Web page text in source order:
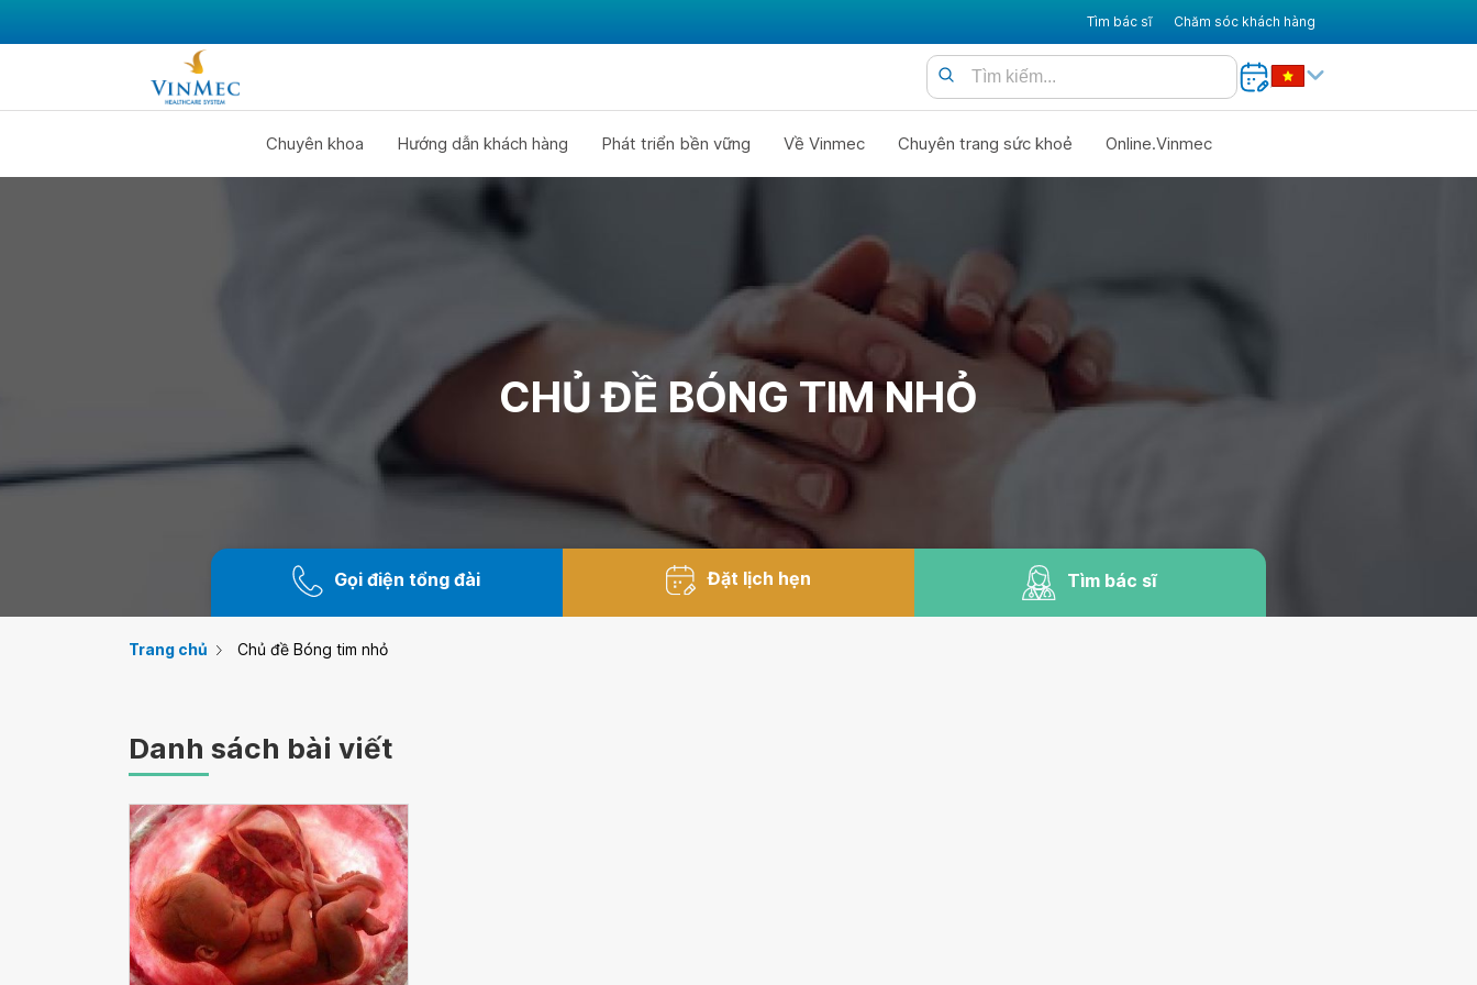
Tìm bác sĩ Chăm sóc khách hàng
Chuyên khoa Hướng dẫn khách hàng Phát triển bền vững Về Vinmec Chuyên trang sức khoẻ Online.Vinmec
CHỦ ĐỀ BÓNG TIM NHỎ
Gọi điện tổng đài Đặt lịch hẹn Tìm bác sĩ
Trang chủ Chủ đề Bóng tim nhỏ
Danh sách bài viết